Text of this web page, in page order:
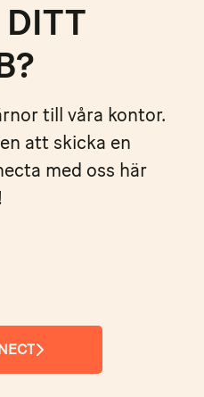
till våra kontor.
att skicka en
med oss här